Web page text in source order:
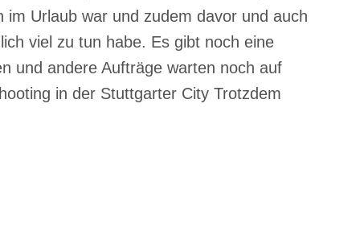
im Urlaub war und zudem davor und auch
viel zu tun habe. Es gibt noch eine
und andere Aufträge warten noch auf
in der Stuttgarter City Trotzdem